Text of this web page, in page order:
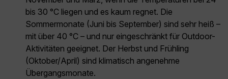
bis 30 °C liegen und es kaum regnet. Die
Sommermonate (Juni bis September) sind sehr heiß –
mit über 40 °C – und nur eingeschränkt für Outdoor-
Aktivitäten geeignet. Der Herbst und Frühling
(Oktober/April) sind klimatisch angenehme
Übergangsmonate.